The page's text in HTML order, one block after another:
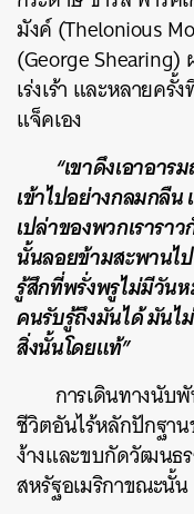
มังค์ (Thelonious
(George Shearing)
เร่งเร้า และหลายค
แจ็คเอง
“เขาดึงเอาอา
เข้าไปอย่างกลมกลืน
เปล่าของพวกเรารา
นั้นลอยข้ามสะพานไ
รู้สึกที่พรั่งพรูไม่มีวัน
คนรับรู้ถึงมันได้ มัน
สิ่งนั้นโดยแท้”
การเดินทางนับ
ชีวิตอันไร้หลักปักฐา
ง้างและขบกัดวัฒนธ
สหรัฐอเมริกาขณะนั้น
ค้นหา
SHARE